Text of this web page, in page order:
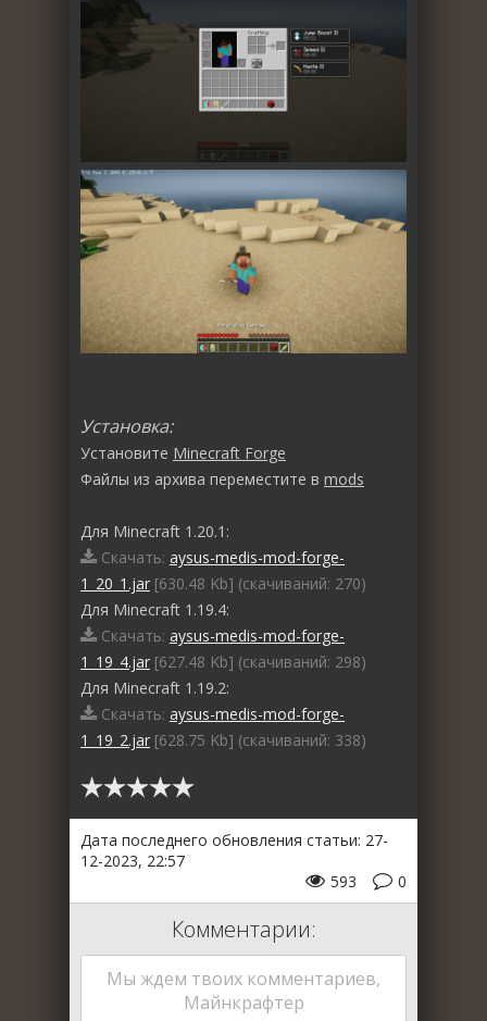
Установка:
Установите Minecraft Forge
Файлы из архива переместите в mods
Для Minecraft 1.20.1:
Скачать: aysus-medis-mod-forge-
1_20_1.jar [630.48 Kb] (cкачиваний: 270)
Для Minecraft 1.19.4:
Скачать: aysus-medis-mod-forge-
1_19_4.jar [627.48 Kb] (cкачиваний: 298)
Для Minecraft 1.19.2:
Скачать: aysus-medis-mod-forge-
1_19_2.jar [628.75 Kb] (cкачиваний: 338)
Дата последнего обновления статьи: 27-
12-2023, 22:57
0
593
Комментарии:
Мы ждем твоих комментариев,
Майнкрафтер